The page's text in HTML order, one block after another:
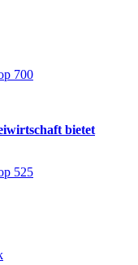
bietet